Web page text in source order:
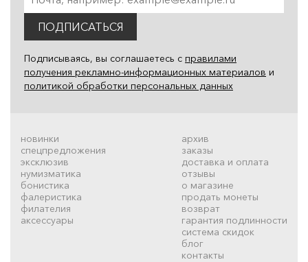
ПОДПИСАТЬСЯ
Подписываясь, вы соглашаетесь с правилами
получения рекламно-информационных материалов и
политикой обработки персональных данных
новинки
спецпредложения
эксклюзив
нумизматика
бонистика
фалеристика
филателия
аксессуары
архив
заказы
доставка и оплата
отзывы
о магазине
продать монеты
возврат
гарантия подлинности
система скидок
блог
контакты